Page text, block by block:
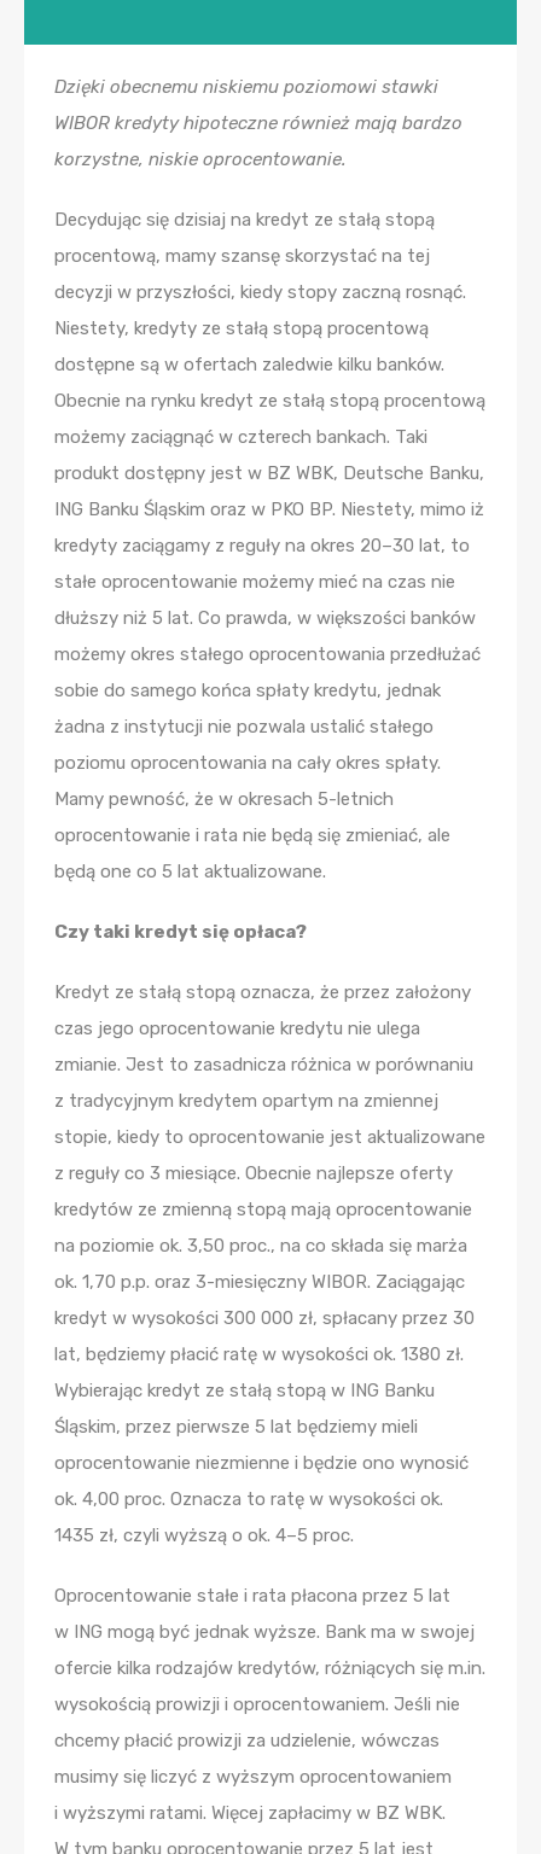
Dzięki obecnemu niskiemu poziomowi stawki
WIBOR kredyty hipoteczne również mają bardzo
korzystne, niskie oprocentowanie.
Decydując się dzisiaj na kredyt ze stałą stopą
procentową, mamy szansę skorzystać na tej
decyzji w przyszłości, kiedy stopy zaczną rosnąć.
Niestety, kredyty ze stałą stopą procentową
dostępne są w ofertach zaledwie kilku banków.
Obecnie na rynku kredyt ze stałą stopą procentową
możemy zaciągnąć w czterech bankach. Taki
produkt dostępny jest w BZ WBK, Deutsche Banku,
ING Banku Śląskim oraz w PKO BP. Niestety, mimo iż
kredyty zaciągamy z reguły na okres 20–30 lat, to
stałe oprocentowanie możemy mieć na czas nie
dłuższy niż 5 lat. Co prawda, w większości banków
możemy okres stałego oprocentowania przedłużać
sobie do samego końca spłaty kredytu, jednak
żadna z instytucji nie pozwala ustalić stałego
poziomu oprocentowania na cały okres spłaty.
Mamy pewność, że w okresach 5-letnich
oprocentowanie i rata nie będą się zmieniać, ale
będą one co 5 lat aktualizowane.
Czy taki kredyt się opłaca?
Kredyt ze stałą stopą oznacza, że przez założony
czas jego oprocentowanie kredytu nie ulega
zmianie. Jest to zasadnicza różnica w porównaniu
z tradycyjnym kredytem opartym na zmiennej
stopie, kiedy to oprocentowanie jest aktualizowane
z reguły co 3 miesiące. Obecnie najlepsze oferty
kredytów ze zmienną stopą mają oprocentowanie
na poziomie ok. 3,50 proc., na co składa się marża
ok. 1,70 p.p. oraz 3-miesięczny WIBOR. Zaciągając
kredyt w wysokości 300 000 zł, spłacany przez 30
lat, będziemy płacić ratę w wysokości ok. 1380 zł.
Wybierając kredyt ze stałą stopą w ING Banku
Śląskim, przez pierwsze 5 lat będziemy mieli
oprocentowanie niezmienne i będzie ono wynosić
ok. 4,00 proc. Oznacza to ratę w wysokości ok.
1435 zł, czyli wyższą o ok. 4–5 proc.
Oprocentowanie stałe i rata płacona przez 5 lat
w ING mogą być jednak wyższe. Bank ma w swojej
ofercie kilka rodzajów kredytów, różniących się m.in.
wysokością prowizji i oprocentowaniem. Jeśli nie
chcemy płacić prowizji za udzielenie, wówczas
musimy się liczyć z wyższym oprocentowaniem
i wyższymi ratami. Więcej zapłacimy w BZ WBK.
W tym banku oprocentowanie przez 5 lat jest